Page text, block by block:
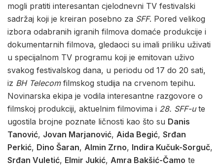
mogli pratiti interesantan cjelodnevni TV festivalski
sadržaj koji je kreiran posebno za SFF. Pored velikog
izbora odabranih igranih filmova domaće produkcije i
dokumentarnih filmova, gledaoci su imali priliku uživati
u specijalnom TV programu koji je emitovan uživo
svakog festivalskog dana, u periodu od 17 do 20 sati,
iz BH Telecomfilmskog studija na crvenom tepihu.
Novinarska ekipa je vodila interesantne razgovore o
filmskoj produkciji, aktuelnim filmovima i 28. SFF-ute
ugostila brojne poznate ličnosti kao što su Danis
Tanović, Jovan Marjanović, Aida Begić, Srđan
Perkić, Dino Šaran, Almin Zrno, Indira Kučuk-Sorguč,
Srđan Vuletić, Elmir Jukić, Amra Bakšić-Čamo te